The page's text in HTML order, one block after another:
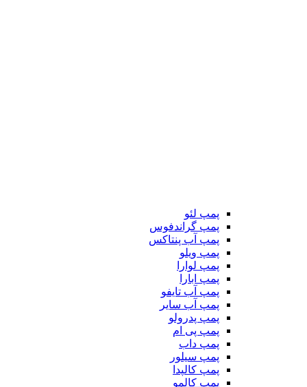
پمپ لئو
پمپ گراندفوس
پمپ آب پنتاکس
پمپ ویلو
پمپ لوارا
پمپ ابارا
پمپ آب تایفو
پمپ آب سایر
پمپ پدرولو
پمپ پی ام
پمپ داب
پمپ سیلور
پمپ کالپدا
پمپ کالمو